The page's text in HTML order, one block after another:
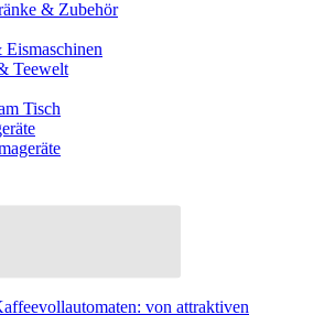
& Zubehör
Teewelt
Tisch
von attraktiven